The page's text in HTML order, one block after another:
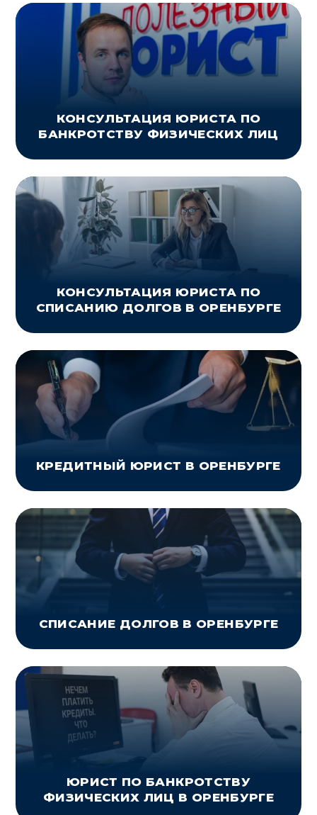
КОНСУЛЬТАЦИЯ ЮРИСТА ПО
БАНКРОТСТВУ ФИЗИЧЕСКИХ ЛИЦ
КОНСУЛЬТАЦИЯ ЮРИСТА ПО
СПИСАНИЮ ДОЛГОВ В ОРЕНБУРГЕ
КРЕДИТНЫЙ ЮРИСТ В ОРЕНБУРГЕ
СПИСАНИЕ ДОЛГОВ В ОРЕНБУРГЕ
ЮРИСТ ПО БАНКРОТСТВУ
ФИЗИЧЕСКИХ ЛИЦ В ОРЕНБУРГЕ